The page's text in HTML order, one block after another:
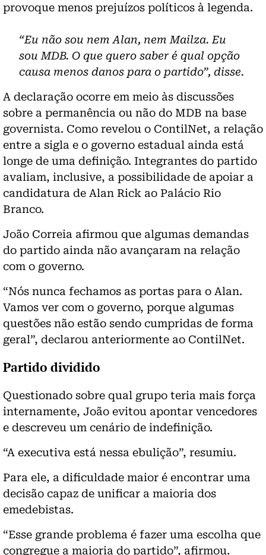
provoque menos prejuízos políticos à legenda.
“Eu não sou nem Alan, nem Mailza. Eu
sou MDB. O que quero saber é qual opção
causa menos danos para o partido”, disse.
A declaração ocorre em meio às discussões
sobre a permanência ou não do MDB na base
governista. Como revelou o ContilNet, a relação
entre a sigla e o governo estadual ainda está
longe de uma definição. Integrantes do partido
avaliam, inclusive, a possibilidade de apoiar a
candidatura de Alan Rick ao Palácio Rio
Branco.
João Correia afirmou que algumas demandas
do partido ainda não avançaram na relação
com o governo.
“Nós nunca fechamos as portas para o Alan.
Vamos ver com o governo, porque algumas
questões não estão sendo cumpridas de forma
geral”, declarou anteriormente ao ContilNet.
Partido dividido
Questionado sobre qual grupo teria mais força
internamente, João evitou apontar vencedores
e descreveu um cenário de indefinição.
“A executiva está nessa ebulição”, resumiu.
Para ele, a dificuldade maior é encontrar uma
decisão capaz de unificar a maioria dos
emedebistas.
“Esse grande problema é fazer uma escolha que
congregue a maioria do partido”, afirmou.